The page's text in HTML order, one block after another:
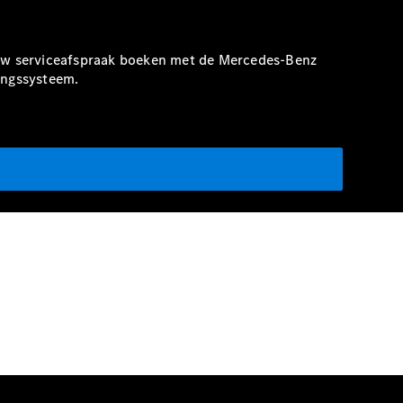
boeken met de Mercedes-Benz